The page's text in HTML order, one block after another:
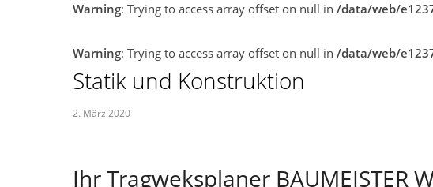
Warning: Trying to access array offset on null in /data/web/
Warning: Trying to access array offset on null in /data/web/
Statik und Konstruktion
2. März 2020
Ihr Tragweksplaner BAUMEISTER